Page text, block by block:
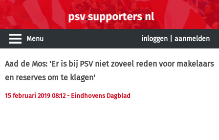
Menu inloggen aanmelden
Aad de Mos: 'Er is bij PSV niet zoveel reden voor makelaars
en reserves om te klagen'
15 februari 2019 08:12 - Eindhovens Dagblad